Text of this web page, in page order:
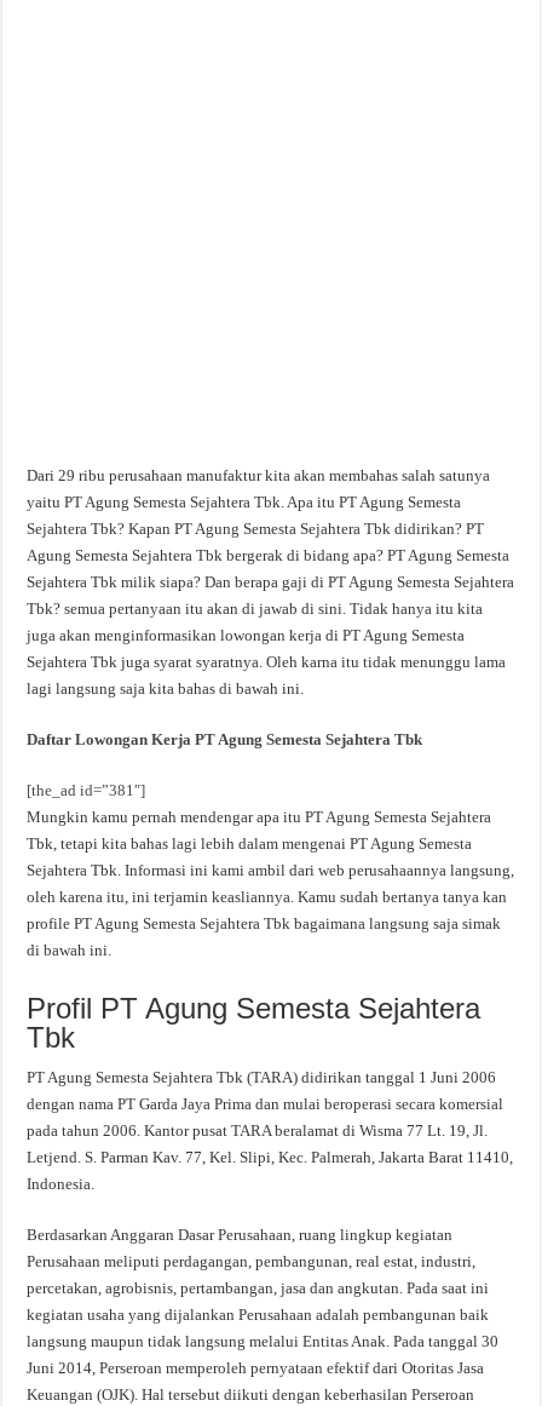
Dari 29 ribu perusahaan manufaktur kita akan membahas salah satunya
yaitu PT Agung Semesta Sejahtera Tbk. Apa itu PT Agung Semesta
Sejahtera Tbk? Kapan PT Agung Semesta Sejahtera Tbk didirikan? PT
Agung Semesta Sejahtera Tbk bergerak di bidang apa? PT Agung Semesta
Sejahtera Tbk milik siapa? Dan berapa gaji di PT Agung Semesta Sejahtera
Tbk? semua pertanyaan itu akan di jawab di sini. Tidak hanya itu kita
juga akan menginformasikan lowongan kerja di PT Agung Semesta
Sejahtera Tbk juga syarat syaratnya. Oleh karna itu tidak menunggu lama
lagi langsung saja kita bahas di bawah ini.
Daftar Lowongan Kerja PT Agung Semesta Sejahtera Tbk
[the_ad id=”381″]
Mungkin kamu pernah mendengar apa itu PT Agung Semesta Sejahtera
Tbk, tetapi kita bahas lagi lebih dalam mengenai PT Agung Semesta
Sejahtera Tbk. Informasi ini kami ambil dari web perusahaannya langsung,
oleh karena itu, ini terjamin keasliannya. Kamu sudah bertanya tanya kan
profile PT Agung Semesta Sejahtera Tbk bagaimana langsung saja simak
di bawah ini.
Profil PT Agung Semesta Sejahtera
Tbk
PT Agung Semesta Sejahtera Tbk (TARA) didirikan tanggal 1 Juni 2006
dengan nama PT Garda Jaya Prima dan mulai beroperasi secara komersial
pada tahun 2006. Kantor pusat TARA beralamat di Wisma 77 Lt. 19, Jl.
Letjend. S. Parman Kav. 77, Kel. Slipi, Kec. Palmerah, Jakarta Barat 11410,
Indonesia.
Berdasarkan Anggaran Dasar Perusahaan, ruang lingkup kegiatan
Perusahaan meliputi perdagangan, pembangunan, real estat, industri,
percetakan, agrobisnis, pertambangan, jasa dan angkutan. Pada saat ini
kegiatan usaha yang dijalankan Perusahaan adalah pembangunan baik
langsung maupun tidak langsung melalui Entitas Anak. Pada tanggal 30
Juni 2014, Perseroan memperoleh pernyataan efektif dari Otoritas Jasa
Keuangan (OJK). Hal tersebut diikuti dengan keberhasilan Perseroan